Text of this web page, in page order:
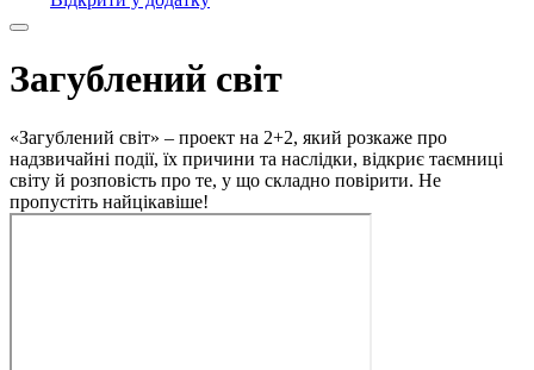
Загублений світ
«Загублений світ» – проект на 2+2, який розкаже про
надзвичайні події, їх причини та наслідки, відкриє таємниці
світу й розповість про те, у що складно повірити. Не
пропустіть найцікавіше!